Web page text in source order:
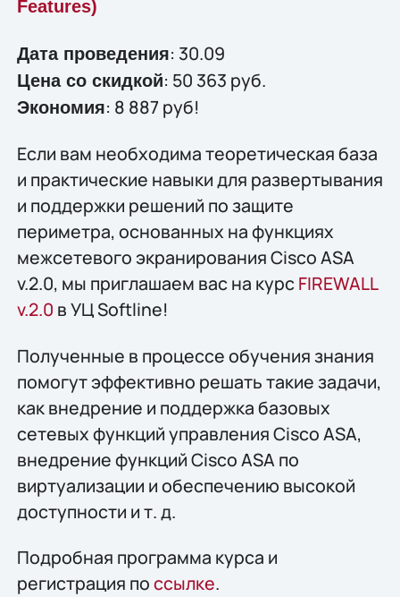
Features)
Дата проведения: 30.09
Цена со скидкой: 50 363 руб.
Экономия: 8 887 руб!
Если вам необходима теоретическая база
и практические навыки для развертывания
и поддержки решений по защите
периметра, основанных на функциях
межсетевого экранирования Cisco ASA
v.2.0, мы приглашаем вас на курсFIREWALL
v.2.0 в УЦ Softline!
Полученные в процессе обучения знания
помогут эффективно решать такие задачи,
как внедрение и поддержка базовых
сетевых функций управления Cisco ASA,
внедрение функций Cisco ASA по
виртуализации и обеспечению высокой
доступности и т. д.
Подробная программа курса и
регистрация поссылке.